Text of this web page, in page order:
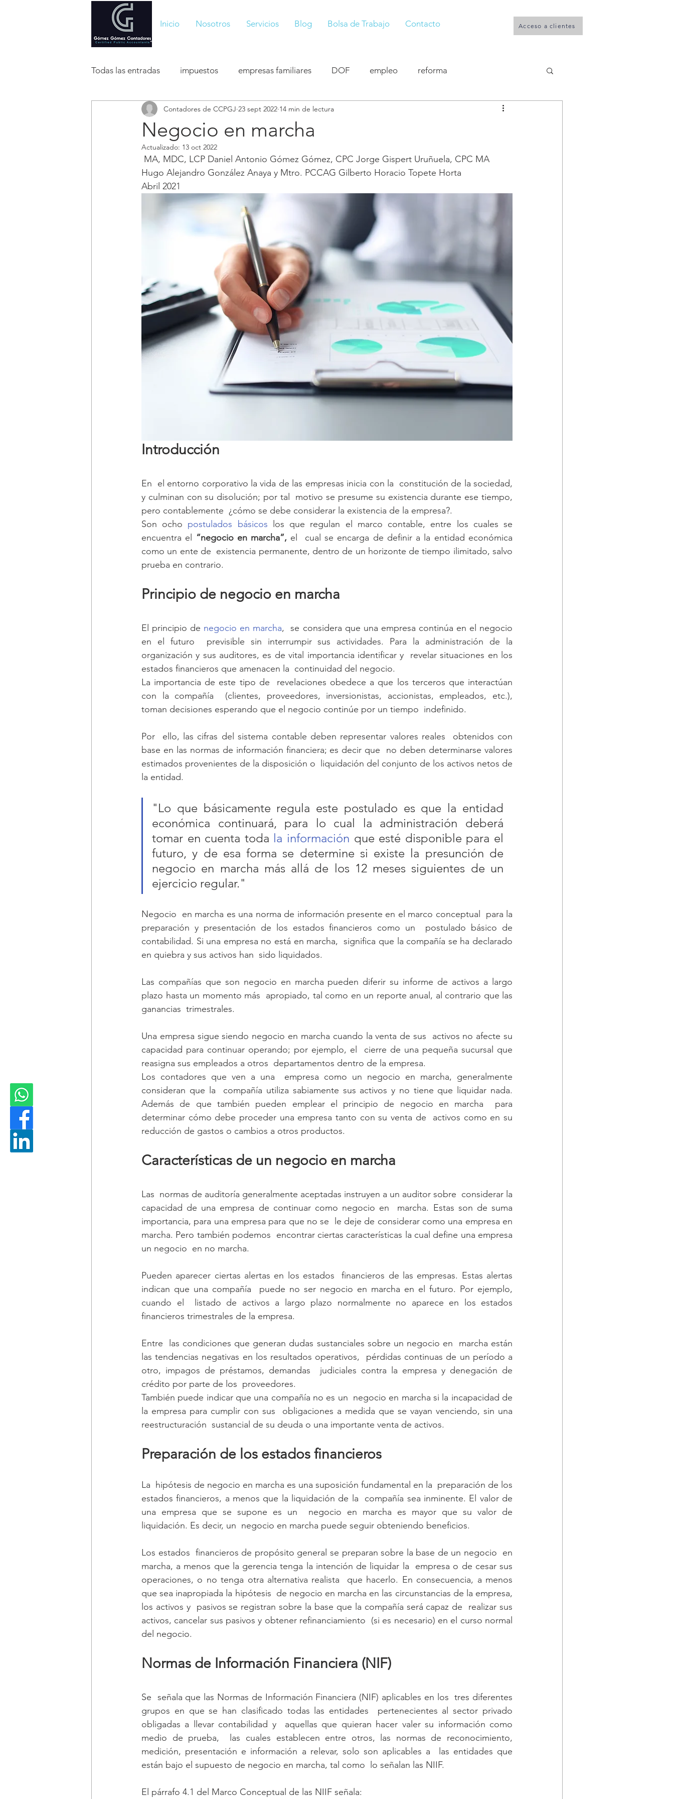
Inicio Nosotros Servicios Blog Bolsa de Trabajo Contacto Acceso a clientes
Todas las entradas impuestos empresas familiares DOF empleo reforma
sociedades mercantiles miscelánea fiscal resolución consejo
Negocio en marcha
Contadores de CCPGJ 23 sept 2022 14 min de lectura
Actualizado: 13 oct 2022
Hugo Alejandro González Anaya y Mtro. PCCAG Gilberto Horacio Topete Horta
Abril 2021
Introducción
En  el entorno corporativo la vida de las empresas inicia con la  constitución de la sociedad,
y culminan con su disolución; por tal  motivo se presume su existencia durante ese tiempo,
pero contablemente  ¿cómo se debe considerar la existencia de la empresa?.
Son ocho postulados básicos los que regulan el marco contable, entre los cuales se
encuentra el
“negocio en marcha”, el  cual se encarga de definir a la entidad económica
como un ente de  existencia permanente, dentro de un horizonte de tiempo ilimitado, salvo
prueba en contrario.
Principio de negocio en marcha
El principio de negocio en marcha,  se considera que una empresa continúa en el negocio
en el futuro  previsible sin interrumpir sus actividades. Para la administración de la
organización y sus auditores, es de vital importancia identificar y  revelar situaciones en los
estados financieros que amenacen la  continuidad del negocio.
La importancia de este tipo de  revelaciones obedece a que los terceros que interactúan
con la compañía  (clientes, proveedores, inversionistas, accionistas, empleados, etc.),
toman decisiones esperando que el negocio continúe por un tiempo  indefinido.
Por  ello, las cifras del sistema contable deben representar valores reales  obtenidos con
base en las normas de información financiera; es decir que  no deben determinarse valores
estimados provenientes de la disposición o  liquidación del conjunto de los activos netos de
la entidad.
"Lo que básicamente regula este postulado es que la entidad
económica continuará, para lo cual la administración deberá
tomar en cuenta toda la información que esté disponible para el
futuro, y de esa forma se determine si existe la presunción de
negocio en marcha más allá de los 12 meses siguientes de un
ejercicio regular."
Negocio  en marcha es una norma de información presente en el marco conceptual  para la
preparación y presentación de los estados financieros como un  postulado básico de
contabilidad. Si una empresa no está en marcha,  significa que la compañía se ha declarado
en quiebra y sus activos han  sido liquidados.
Las compañías que son negocio en marcha pueden diferir su informe de activos a largo
plazo hasta un momento más  apropiado, tal como en un reporte anual, al contrario que las
ganancias  trimestrales.
Una empresa sigue siendo negocio en marcha cuando la venta de sus  activos no afecte su
capacidad para continuar operando; por ejemplo, el  cierre de una pequeña sucursal que
reasigna sus empleados a otros  departamentos dentro de la empresa.
Los contadores que ven a una  empresa como un negocio en marcha, generalmente
consideran que la  compañía utiliza sabiamente sus activos y no tiene que liquidar nada.
Además de que también pueden emplear el principio de negocio en marcha  para
determinar cómo debe proceder una empresa tanto con su venta de  activos como en su
reducción de gastos o cambios a otros productos.
Características de un negocio en marcha
Las  normas de auditoría generalmente aceptadas instruyen a un auditor sobre  considerar la
capacidad de una empresa de continuar como negocio en  marcha. Estas son de suma
importancia, para una empresa para que no se  le deje de considerar como una empresa en
marcha. Pero también podemos  encontrar ciertas características la cual define una empresa
un negocio  en no marcha.
Pueden aparecer ciertas alertas en los estados  financieros de las empresas. Estas alertas
indican que una compañía  puede no ser negocio en marcha en el futuro. Por ejemplo,
cuando el  listado de activos a largo plazo normalmente no aparece en los estados
financieros trimestrales de la empresa.
Entre  las condiciones que generan dudas sustanciales sobre un negocio en  marcha están
las tendencias negativas en los resultados operativos,  pérdidas continuas de un período a
otro, impagos de préstamos, demandas  judiciales contra la empresa y denegación de
crédito por parte de los  proveedores.
También puede indicar que una compañía no es un  negocio en marcha si la incapacidad de
la empresa para cumplir con sus  obligaciones a medida que se vayan venciendo, sin una
reestructuración  sustancial de su deuda o una importante venta de activos.
Preparación de los estados financieros
La  hipótesis de negocio en marcha es una suposición fundamental en la  preparación de los
estados financieros, a menos que la liquidación de la  compañía sea inminente. El valor de
una empresa que se supone es un  negocio en marcha es mayor que su valor de
liquidación. Es decir, un  negocio en marcha puede seguir obteniendo beneficios.
Los estados  financieros de propósito general se preparan sobre la base de un negocio  en
marcha, a menos que la gerencia tenga la intención de liquidar la  empresa o de cesar sus
operaciones, o no tenga otra alternativa realista  que hacerlo. En consecuencia, a menos
que sea inapropiada la hipótesis  de negocio en marcha en las circunstancias de la empresa,
los activos y  pasivos se registran sobre la base que la compañía será capaz de  realizar sus
activos, cancelar sus pasivos y obtener refinanciamiento  (si es necesario) en el curso normal
del negocio.
Normas de Información Financiera (NIF)
Se  señala que las Normas de Información Financiera (NIF) aplicables en los  tres diferentes
grupos en que se han clasificado todas las entidades  pertenecientes al sector privado
obligadas a llevar contabilidad y  aquellas que quieran hacer valer su información como
medio de prueba,  las cuales establecen entre otros, las normas de reconocimiento,
medición, presentación e información a relevar, solo son aplicables a  las entidades que
están bajo el supuesto de negocio en marcha, tal como  lo señalan las NIIF.
El párrafo 4.1 del Marco Conceptual de las NIIF señala: